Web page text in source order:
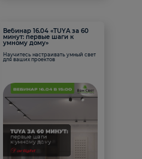
Вебинар 16.04 «TUYA за 60
минут: первые шаги к
умному дому»
Научитесь настраивать умный свет
для ваших проектов